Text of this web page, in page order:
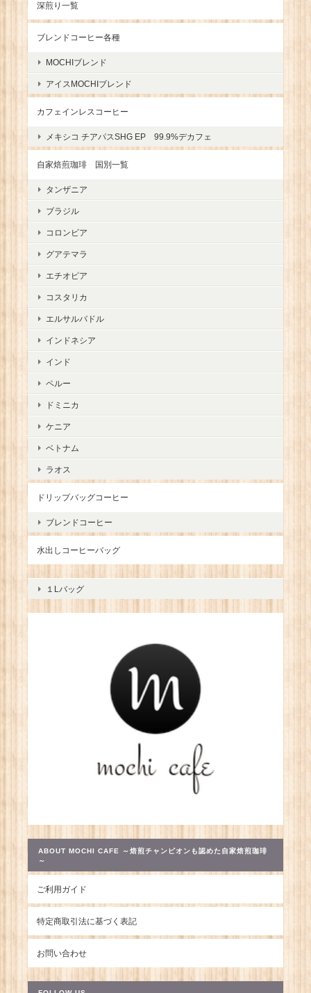
深煎り一覧
ブレンドコーヒー各種
MOCHIブレンド
アイスMOCHIブレンド
カフェインレスコーヒー
メキシコ チアパスSHG EP 99.9%デカフェ
自家焙煎珈琲 国別一覧
タンザニア
ブラジル
コロンビア
グアテマラ
エチオピア
コスタリカ
エルサルバドル
インドネシア
インド
ペルー
ドミニカ
ケニア
ベトナム
ラオス
ドリップバッグコーヒー
ブレンドコーヒー
水出しコーヒーバッグ
１Lバッグ
ABOUT MOCHI CAFE ～焙煎チャンピオンも認めた自家焙煎珈琲
～
ご利用ガイド
特定商取引法に基づく表記
お問い合わせ